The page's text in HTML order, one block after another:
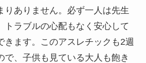
りありません。必ず一人は先生
トラブルの心配もなく安心して
きます。このアスレチックも2週
で、子供も見ている大人も飽き